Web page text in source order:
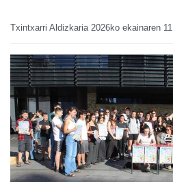
Txintxarri Aldizkaria 2026ko ekainaren 11